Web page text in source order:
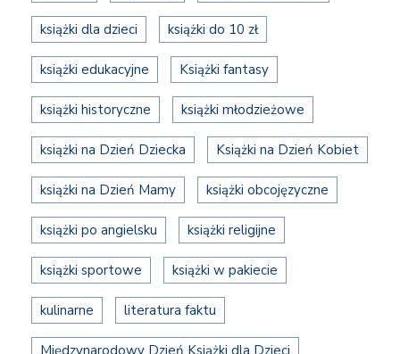
książki dla dzieci książki do 10 zł
książki edukacyjne Książki fantasy
książki historyczne książki młodzieżowe
książki na Dzień Dziecka Książki na Dzień Kobiet
książki na Dzień Mamy książki obcojęzyczne
książki po angielsku książki religijne
książki sportowe książki w pakiecie
kulinarne literatura faktu